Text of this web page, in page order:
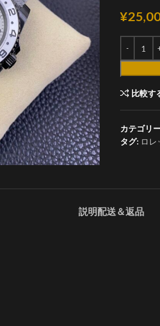
¥
比較す
カテゴリ
タグ: ロレ
説明配送＆返品